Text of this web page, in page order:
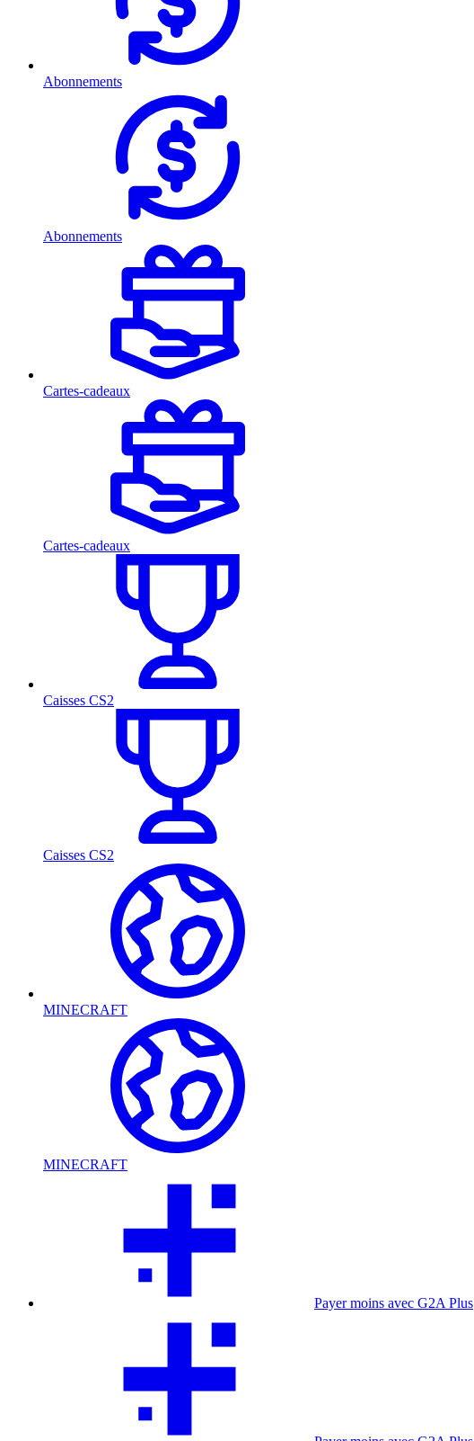
Abonnements
Abonnements
Cartes-cadeaux
Cartes-cadeaux
Caisses CS2
Caisses CS2
MINECRAFT
MINECRAFT
Payer moins avec G2A Plus